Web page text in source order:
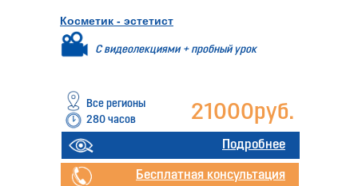
Косметик - эстетист
280 часов 21000руб.
Все регионы
Подробнее
Бесплатная консультация
С видеолекциями + пробный урок